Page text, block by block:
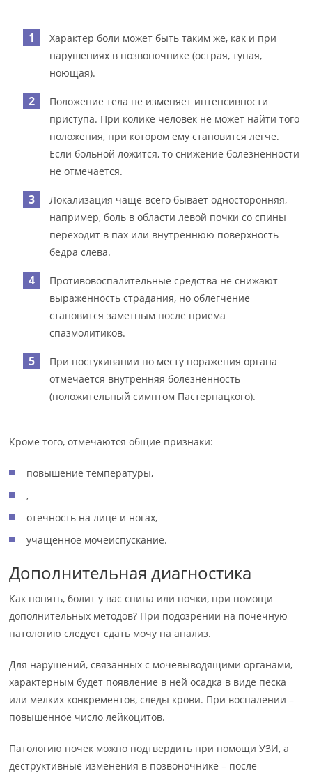
Характер боли может быть таким же, как и при
нарушениях в позвоночнике (острая, тупая,
ноющая).
Положение тела не изменяет интенсивности
приступа. При колике человек не может найти того
положения, при котором ему становится легче.
Если больной ложится, то снижение болезненности
не отмечается.
Локализация чаще всего бывает односторонняя,
например, боль в области левой почки со спины
переходит в пах или внутреннюю поверхность
бедра слева.
Противовоспалительные средства не снижают
выраженность страдания, но облегчение
становится заметным после приема
спазмолитиков.
При постукивании по месту поражения органа
отмечается внутренняя болезненность
(положительный симптом Пастернацкого).
Кроме того, отмечаются общие признаки:
повышение температуры,
,
отечность на лице и ногах,
учащенное мочеиспускание.
Дополнительная диагностика
Как понять, болит у вас спина или почки, при помощи
дополнительных методов? При подозрении на почечную
патологию следует сдать мочу на анализ.
Для нарушений, связанных с мочевыводящими органами,
характерным будет появление в ней осадка в виде песка
или мелких конкрементов, следы крови. При воспалении –
повышенное число лейкоцитов.
Патологию почек можно подтвердить при помощи УЗИ, а
деструктивные изменения в позвоночнике – после